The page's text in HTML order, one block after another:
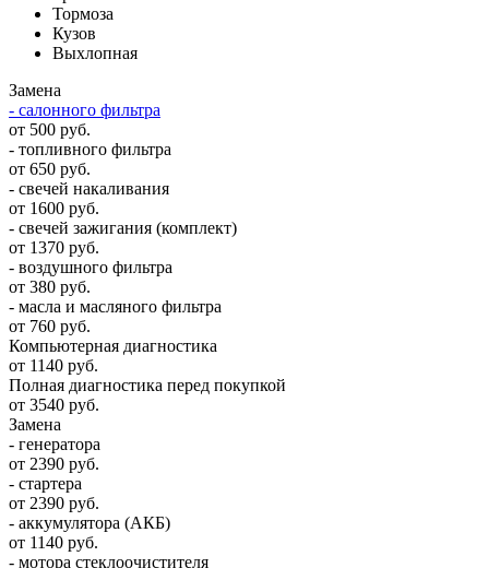
Тормоза
Кузов
Выхлопная
Замена
- салонного фильтра
от 500 руб.
- топливного фильтра
от 650 руб.
- свечей накаливания
от 1600 руб.
- свечей зажигания (комплект)
от 1370 руб.
- воздушного фильтра
от 380 руб.
- масла и масляного фильтра
от 760 руб.
Компьютерная диагностика
от 1140 руб.
Полная диагностика перед покупкой
от 3540 руб.
Замена
- генератора
от 2390 руб.
- стартера
от 2390 руб.
- аккумулятора (АКБ)
от 1140 руб.
- мотора стеклоочистителя